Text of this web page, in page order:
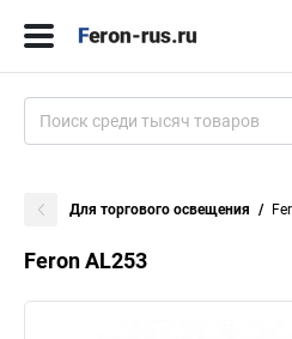
Для торгового освещения
Feron AL253